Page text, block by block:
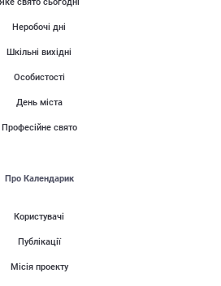
Яке свято сьогодні
Неробочі дні
Шкільні вихідні
Особистості
День міста
Професійне свято
Про Календарик
Користувачі
Публікації
Місія проекту